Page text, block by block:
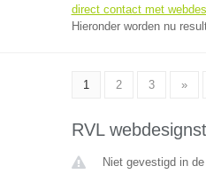
direct contact met
Hieronder worden nu
1 2 3 »
RVL
Niet gevestigd in